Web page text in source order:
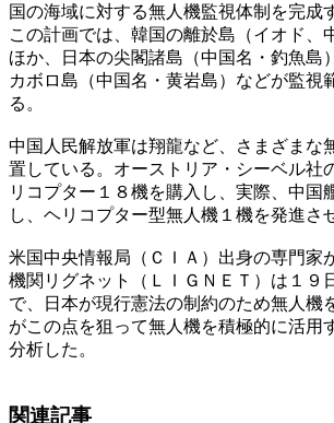
国の海域に対する無人機監視体制を完成
この計画では、韓国の離於島（イオド、
ほか、日本の尖閣諸島（中国名・釣魚島
カボロ島（中国名・黄岩島）などが監視
る。
中国人民解放軍は翔龍など、さまざまな
置している。オーストリア・シーベル社
リコプター１８機を購入し、実際、中国
し、ヘリコプター型無人機１機を発進さ
米国中央情報局（ＣＩＡ）出身の専門家
機関リグネット（ＬＩＧＮＥＴ）は１９
で、日本が現行憲法の制約のため無人機
がこの点を狙って無人機を積極的に活用
分析した。
関連記事